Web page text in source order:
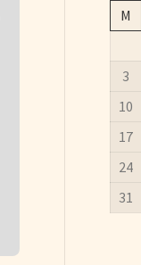
M
3
10
17
24
31